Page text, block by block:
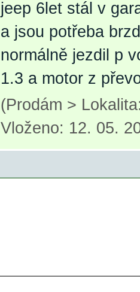
jeep 6let stál v
a jsou potřeba
normálně jezdil p
1.3 a motor z
(Prodám >
Vloženo: 12. 05.